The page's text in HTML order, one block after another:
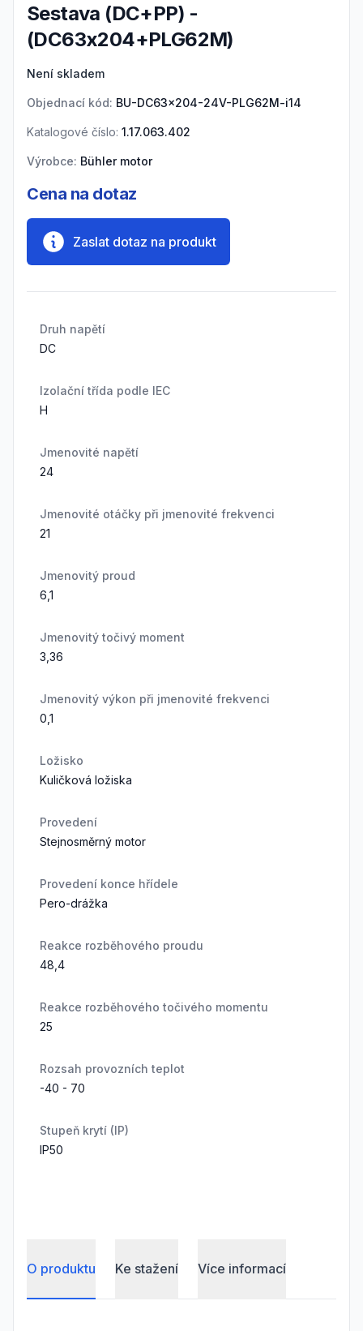
Sestava (DC+PP) -
(DC63x204+PLG62M)
Není skladem
Objednací kód: BU-DC63x204-24V-PLG62M-i14
Katalogové číslo: 1.17.063.402
Výrobce: Bühler motor
Cena na dotaz
Zaslat dotaz na produkt
Druh napětí
DC
Izolační třída podle IEC
H
Jmenovité napětí
24
Jmenovité otáčky při jmenovité frekvenci
21
Jmenovitý proud
6,1
Jmenovitý točivý moment
3,36
Jmenovitý výkon při jmenovité frekvenci
0,1
Ložisko
Kuličková ložiska
Provedení
Stejnosměrný motor
Provedení konce hřídele
Pero-drážka
Reakce rozběhového proudu
48,4
Reakce rozběhového točivého momentu
25
Rozsah provozních teplot
-40 - 70
Stupeň krytí (IP)
IP50
O produktu Ke stažení Více informací